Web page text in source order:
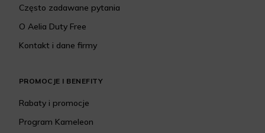
Często zadawane pytania
O Aelia Duty Free
Kontakt i dane firmy
PROMOCJE I BENEFITY
Rabaty i promocje
Program Kameleon